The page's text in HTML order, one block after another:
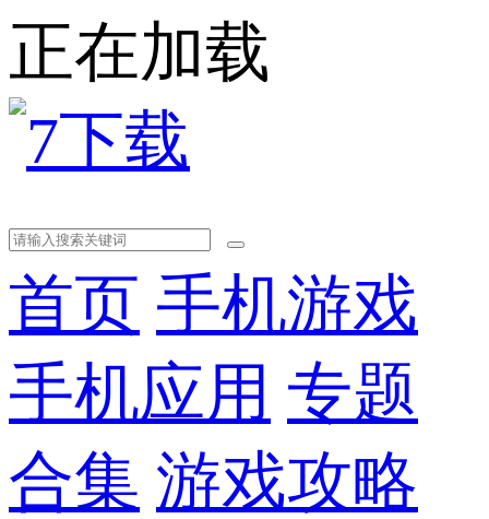
正在加载
首页 手机游戏
手机应用 专题
合集 游戏攻略